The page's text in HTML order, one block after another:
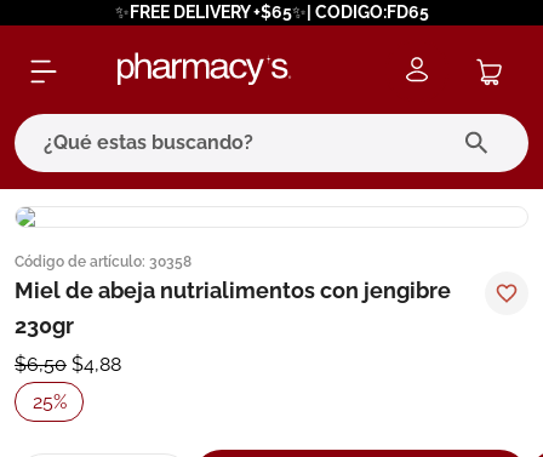
✨FREE DELIVERY +$65✨| CODIGO:FD65
¿Qué estas buscando?
Código de artículo: 30358
Miel de abeja nutrialimentos con jengibre
230gr
$6,50 $4,88
25%
términos más buscados
1. eucerin
bioderma
4. pilexil